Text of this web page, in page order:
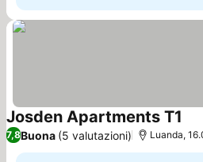
Josden Apartments T1
7,8Buona (5 valutazioni) Luanda,